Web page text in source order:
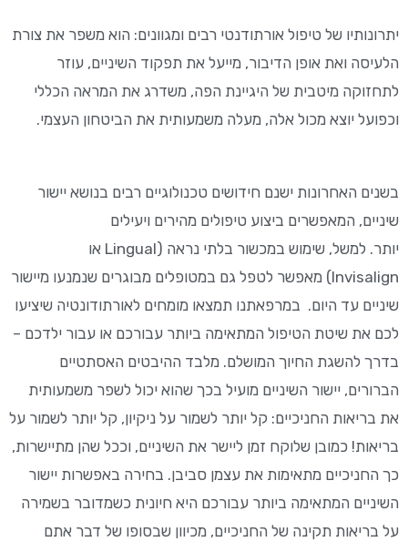
יתרונותיו של טיפול אורתודנטי רבים ומגוונים: הוא משפר את צורת
הלעיסה ואת אופן הדיבור, מייעל את תפקוד השיניים, עוזר
לתחזוקה מיטבית של היגיינת הפה, משדרג את המראה הכללי
וכפועל יוצא מכול אלה, מעלה משמעותית את הביטחון העצמי.
בשנים האחרונות ישנם חידושים טכנולוגיים רבים בנושא יישור
שיניים, המאפשרים ביצוע טיפולים מהירים ויעילים
יותר. למשל, שימוש במכשור בלתי נראה
(Lingual או
Invisalign) מאפשר לטפל גם במטופלים מבוגרים שנמנעו מיישור
שיניים עד היום. במרפאתנו תמצאו מומחים לאורתודונטיה שיציעו
לכם את שיטת הטיפול המתאימה ביותר עבורכם או עבור ילדכם –
בדרך להשגת החיוך המושלם. מלבד ההיבטים האסתטיים
הברורים, יישור השיניים מועיל בכך שהוא יכול לשפר משמעותית
את בריאות החניכיים: קל יותר לשמור על ניקיון, קל יותר לשמור על
בריאות! כמובן שלוקח זמן ליישר את השיניים, וככל שהן מתיישרות,
כך החניכיים מתאימות את עצמן סביבן. בחירה באפשרות יישור
השיניים המתאימה ביותר עבורכם היא חיונית כשמדובר בשמירה
על בריאות תקינה של החניכיים, מכיוון שבסופו של דבר אתם